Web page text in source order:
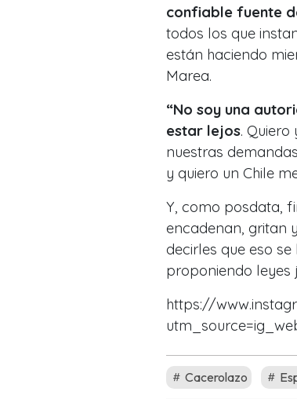
confiable fuente
todos los que
están haciendo
Marea.
“No soy una
estar lejos.
nuestras
y quiero un Chile
Y, como posdata,
encadenan, gritan
decirles que eso
proponiendo leyes
https://
Cacerolazo